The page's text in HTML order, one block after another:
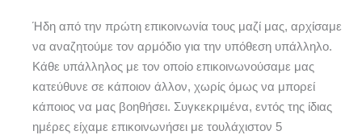
Ήδη από την πρώτη επικοινωνία τους μαζί μας, αρχίσαμε
να αναζητούμε τον αρμόδιο για την υπόθεση υπάλληλο.
Κάθε υπάλληλος με τον οποίο επικοινωνούσαμε μας
κατεύθυνε σε κάποιον άλλον, χωρίς όμως να μπορεί
κάποιος να μας βοηθήσει. Συγκεκριμένα, εντός της ίδιας
ημέρες είχαμε επικοινωνήσει με τουλάχιστον 5